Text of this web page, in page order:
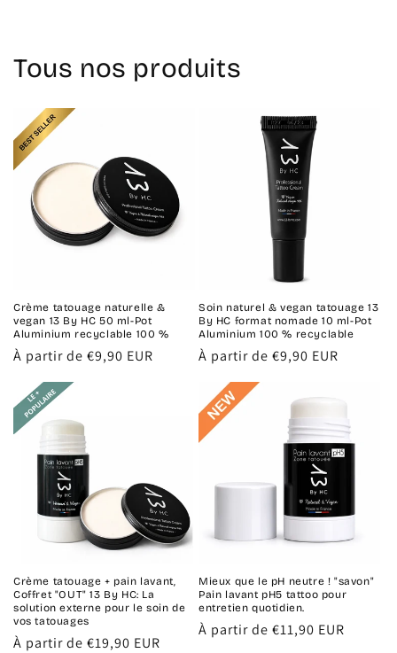
Tous nos produits
Crème tatouage naturelle &
vegan 13 By HC 50 ml-Pot
Aluminium recyclable 100 %
Prix
À partir de €9,90 EUR
Soin naturel & vegan tatouage 13
By HC format nomade 10 ml-Pot
Aluminium 100 % recyclable
Prix
À partir de €9,90 EUR
Crème tatouage + pain lavant,
Coffret "OUT" 13 By HC: La
solution externe pour le soin de
vos tatouages
Prix
À partir de €19,90 EUR
Mieux que le pH neutre ! "savon"
Pain lavant pH5 tattoo pour
entretien quotidien.
Prix
À partir de €11,90 EUR